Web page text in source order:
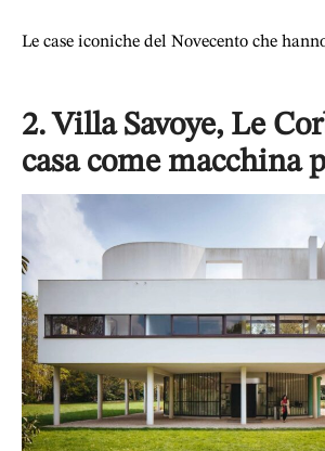
Le case iconiche del Novecento che
2. Villa Savoye, Le
casa come macchina